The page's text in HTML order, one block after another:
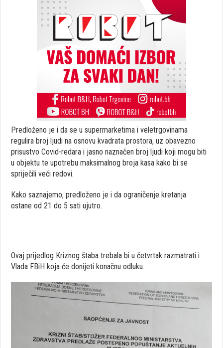
Predloženo je i da se u supermarketima i veletrgovinama
regulira broj ljudi na osnovu kvadrata prostora, uz obavezno
prisustvo Covid-redara i jasno naznačen broj ljudi koji mogu biti
u objektu te upotrebu maksimalnog broja kasa kako bi se
spriječili veći redovi.
Kako saznajemo, predloženo je i da ograničenje kretanja
ostane od 21 do 5 sati ujutro.
Ovaj prijedlog Kriznog štaba trebala bi u četvrtak razmatrati i
Vlada FBiH koja će donijeti konačnu odluku.